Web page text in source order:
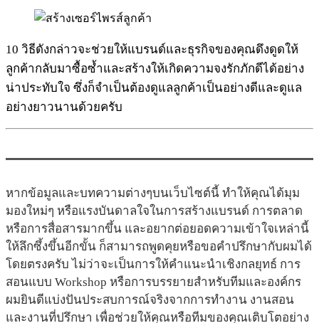
10 วิธีดังกล่าวจะช่วยให้แบรนด์และธุรกิจของคุณดึงดูดให้
ลูกค้ากลับมาซื้อซ้ำและสร้างให้เกิดความจงรักภักดีได้อย่าง
น่าประทับใจ ซึ่งก็จำเป็นต้องดูแลลูกค้าเป็นอย่างดีและดูแล
อย่างยาวนานด้วยครับ
หากข้อมูลและบทความต่างๆบนเว็บไซต์นี้ ทำให้คุณได้มุม
มองใหม่ๆ หรือแรงบันดาลใจในการสร้างแบรนด์ การตลาด
หรือการสื่อสารมากขึ้น และอยากต่อยอดความเข้าใจเหล่านี้
ให้ลึกซึ้งขึ้นอีกขั้น ก็สามารถพูดคุยหรือขอคำปรึกษากับผมได้
โดยตรงครับ ไม่ว่าจะเป็นการให้คำแนะนำเชิงกลยุทธ์ การ
สอนแบบ Workshop หรือการบรรยายสำหรับทีมและองค์กร
ผมยินดีแบ่งปันประสบการณ์จริงจากการทำงาน งานสอน
และงานที่ปรึกษา เพื่อช่วยให้คุณหรือทีมของคุณเติบโตอย่าง